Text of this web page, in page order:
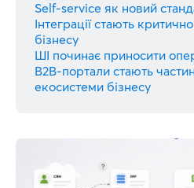
Self-service як новий
Інтеграції стають
бізнесу
ШІ починає приносити
B2B-портали стають
екосистеми бізнесу